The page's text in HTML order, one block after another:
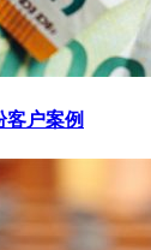
客户案例